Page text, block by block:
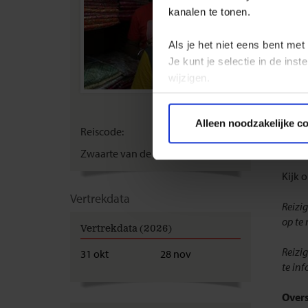
kanalen te tonen.
Als je het niet eens bent
Je kunt je selectie in de
wijzigen.
Alleen noodzakelijke
Reiscode:
SBA
Zwaarte van de reis:
Vertrekdata
Vertrekdata (2026)
31 okt 28 nov
Voor
je
Kijk
op te
te